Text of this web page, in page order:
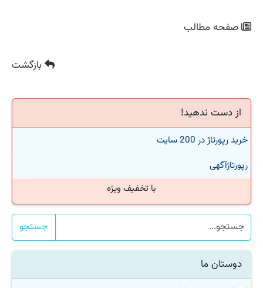
صفحه مطالب
بازگشت
از دست ندهید!
خرید رپورتاژ در 200 سایت
رپورتاژآگهی
با تخفیف ویژه
جستجو
دوستان ما